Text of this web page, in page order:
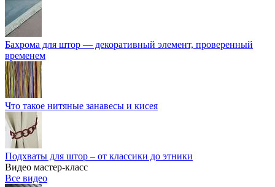
Бахрома для штор — декоративный элемент, проверенный
временем
Что такое нитяные занавесы и кисея
Подхваты для штор – от классики до этники
Видео мастер-класс
Все видео